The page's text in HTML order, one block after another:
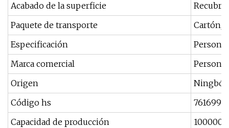
Acabado de la superficie
Paquete de transporte
Cartón,
Especificación
Marca comercial
Origen
Ningbó
Código hs
Capacidad de producción